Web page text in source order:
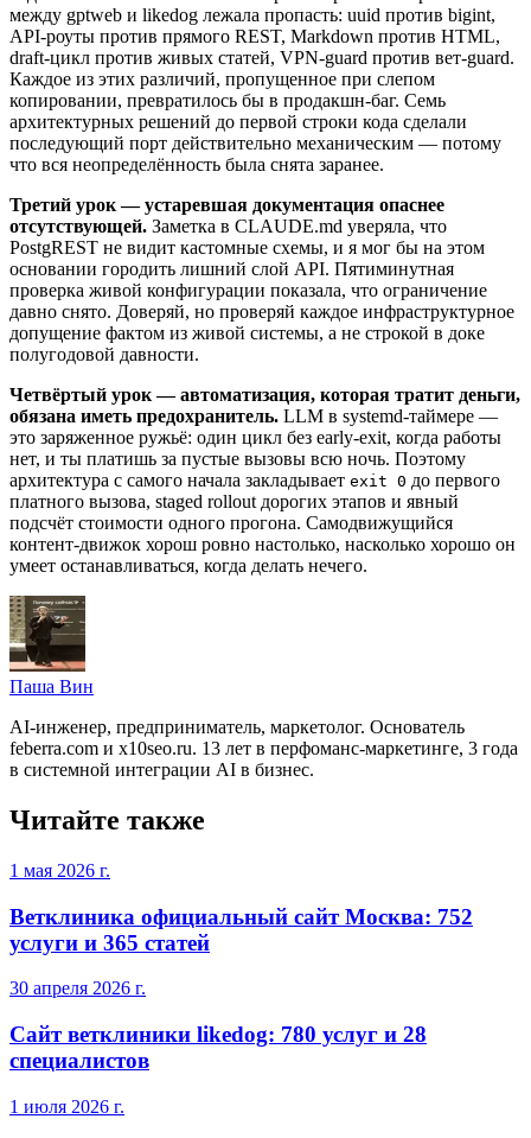
между gptweb и likedog лежала пропасть: uuid против bigint,
API-роуты против прямого REST, Markdown против HTML,
draft-цикл против живых статей, VPN-guard против вет-guard.
Каждое из этих различий, пропущенное при слепом
копировании, превратилось бы в продакшн-баг. Семь
архитектурных решений до первой строки кода сделали
последующий порт действительно механическим — потому
что вся неопределённость была снята заранее.
Третий урок — устаревшая документация опаснее
отсутствующей. Заметка в CLAUDE.md уверяла, что
PostgREST не видит кастомные схемы, и я мог бы на этом
основании городить лишний слой API. Пятиминутная
проверка живой конфигурации показала, что ограничение
давно снято. Доверяй, но проверяй каждое инфраструктурное
допущение фактом из живой системы, а не строкой в доке
полугодовой давности.
Четвёртый урок — автоматизация, которая тратит деньги,
обязана иметь предохранитель. LLM в systemd-таймере —
это заряженное ружьё: один цикл без early-exit, когда работы
нет, и ты платишь за пустые вызовы всю ночь. Поэтому
архитектура с самого начала закладывает exit 0 до первого
платного вызова, staged rollout дорогих этапов и явный
подсчёт стоимости одного прогона. Самодвижущийся
контент-движок хорош ровно настолько, насколько хорошо он
умеет останавливаться, когда делать нечего.
Паша Вин
AI-инженер, предприниматель, маркетолог. Основатель
feberra.com и x10seo.ru. 13 лет в перфоманс-маркетинге, 3 года
в системной интеграции AI в бизнес.
Читайте также
1 мая 2026 г.
Ветклиника официальный сайт Москва: 752
услуги и 365 статей
30 апреля 2026 г.
Сайт ветклиники likedog: 780 услуг и 28
специалистов
1 июля 2026 г.